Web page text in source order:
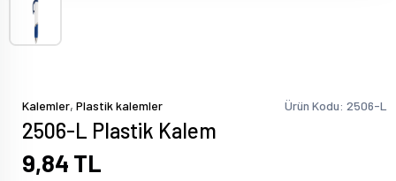
Kalemler, Plastik kalemler Ürün Kodu: 2506-L
2506-L Plastik Kalem
9,84 TL